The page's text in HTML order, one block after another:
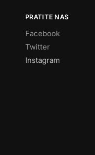
PRATITE NAS
Facebook
Twitter
Instagram